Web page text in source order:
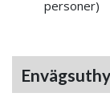
personer)